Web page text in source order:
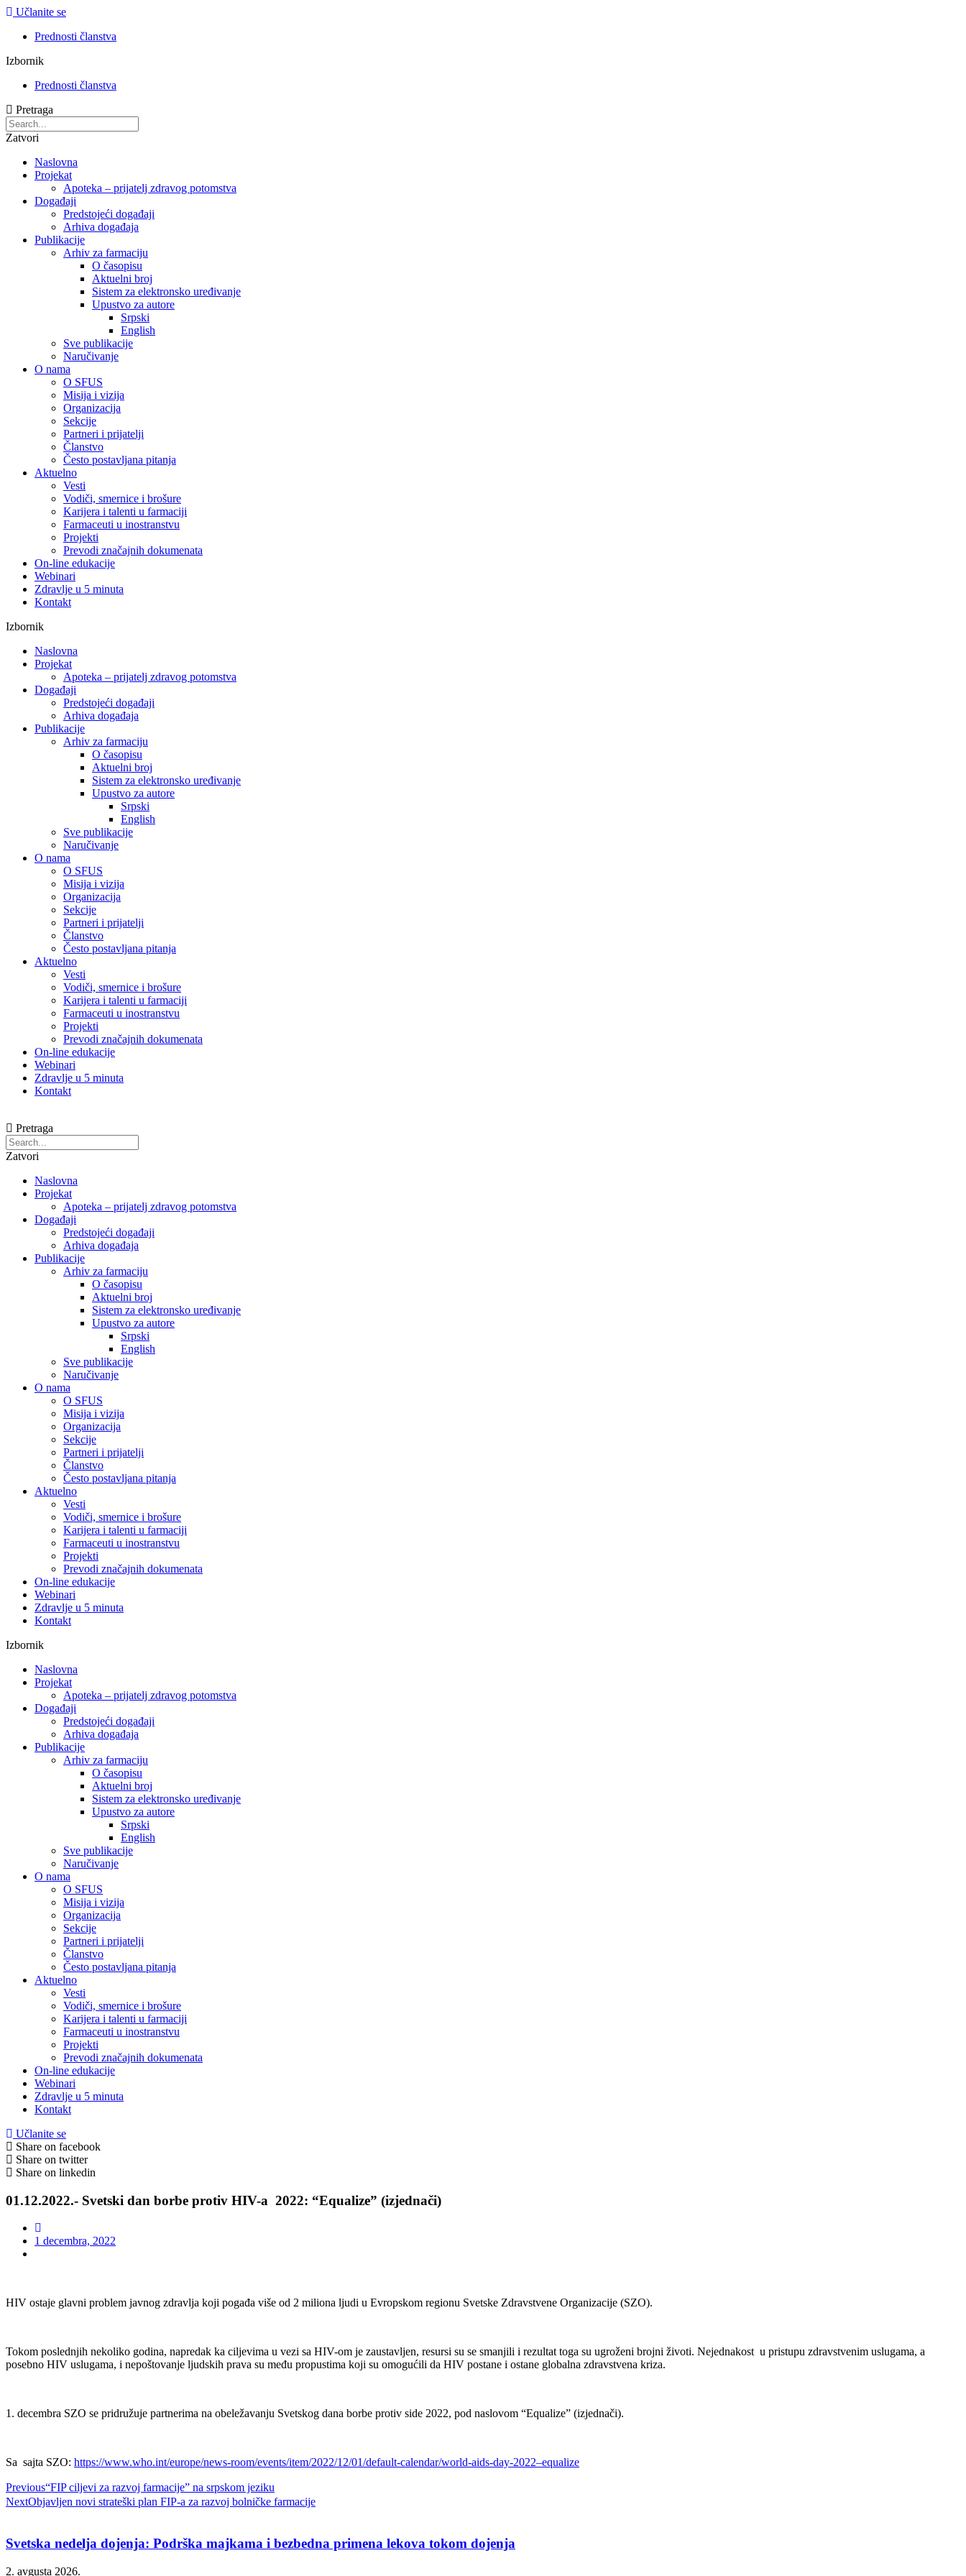
Učlanite se
Prednosti članstva
Izbornik
Prednosti članstva
Pretraga
Zatvori
Naslovna
Projekat
Apoteka – prijatelj zdravog potomstva
Događaji
Predstojeći događaji
Arhiva događaja
Publikacije
Arhiv za farmaciju
O časopisu
Aktuelni broj
Sistem za elektronsko uređivanje
Upustvo za autore
Srpski
English
Sve publikacije
Naručivanje
O nama
O SFUS
Misija i vizija
Organizacija
Sekcije
Partneri i prijatelji
Članstvo
Često postavljana pitanja
Aktuelno
Vesti
Vodiči, smernice i brošure
Karijera i talenti u farmaciji
Farmaceuti u inostranstvu
Projekti
Prevodi značajnih dokumenata
On-line edukacije
Webinari
Zdravlje u 5 minuta
Kontakt
Izbornik
Naslovna
Projekat
Apoteka – prijatelj zdravog potomstva
Događaji
Predstojeći događaji
Arhiva događaja
Publikacije
Arhiv za farmaciju
O časopisu
Aktuelni broj
Sistem za elektronsko uređivanje
Upustvo za autore
Srpski
English
Sve publikacije
Naručivanje
O nama
O SFUS
Misija i vizija
Organizacija
Sekcije
Partneri i prijatelji
Članstvo
Često postavljana pitanja
Aktuelno
Vesti
Vodiči, smernice i brošure
Karijera i talenti u farmaciji
Farmaceuti u inostranstvu
Projekti
Prevodi značajnih dokumenata
On-line edukacije
Webinari
Zdravlje u 5 minuta
Kontakt
Pretraga
Zatvori
Naslovna
Projekat
Apoteka – prijatelj zdravog potomstva
Događaji
Predstojeći događaji
Arhiva događaja
Publikacije
Arhiv za farmaciju
O časopisu
Aktuelni broj
Sistem za elektronsko uređivanje
Upustvo za autore
Srpski
English
Sve publikacije
Naručivanje
O nama
O SFUS
Misija i vizija
Organizacija
Sekcije
Partneri i prijatelji
Članstvo
Često postavljana pitanja
Aktuelno
Vesti
Vodiči, smernice i brošure
Karijera i talenti u farmaciji
Farmaceuti u inostranstvu
Projekti
Prevodi značajnih dokumenata
On-line edukacije
Webinari
Zdravlje u 5 minuta
Kontakt
Izbornik
Naslovna
Projekat
Apoteka – prijatelj zdravog potomstva
Događaji
Predstojeći događaji
Arhiva događaja
Publikacije
Arhiv za farmaciju
O časopisu
Aktuelni broj
Sistem za elektronsko uređivanje
Upustvo za autore
Srpski
English
Sve publikacije
Naručivanje
O nama
O SFUS
Misija i vizija
Organizacija
Sekcije
Partneri i prijatelji
Članstvo
Često postavljana pitanja
Aktuelno
Vesti
Vodiči, smernice i brošure
Karijera i talenti u farmaciji
Farmaceuti u inostranstvu
Projekti
Prevodi značajnih dokumenata
On-line edukacije
Webinari
Zdravlje u 5 minuta
Kontakt
Učlanite se
Share on facebook
Share on twitter
Share on linkedin
01.12.2022.- Svetski dan borbe protiv HIV-a 2022: “Equalize” (izjednači)
1 decembra, 2022
HIV ostaje glavni problem javnog zdravlja koji pogađa više od 2 miliona ljudi u Evropskom regionu Svetske Zdravstvene Organizacije (SZO).
Tokom poslednjih nekoliko godina, napredak ka ciljevima u vezi sa HIV-om je zaustavljen, resursi su se smanjili i rezultat toga su ugroženi brojni životi. Nejednakost u pristupu zdravstvenim uslugama, a
posebno HIV uslugama, i nepoštovanje ljudskih prava su među propustima koji su omogućili da HIV postane i ostane globalna zdravstvena kriza.
1. decembra SZO se pridružuje partnerima na obeležavanju Svetskog dana borbe protiv side 2022, pod naslovom “Equalize” (izjednači).
Sa sajta SZO: https://www.who.int/europe/news-room/events/item/2022/12/01/default-calendar/world-aids-day-2022–equalize
Previous“FIP ciljevi za razvoj farmacije” na srpskom jeziku
NextObjavljen novi strateški plan FIP-a za razvoj bolničke farmacije
Svetska nedelja dojenja: Podrška majkama i bezbedna primena lekova tokom dojenja
2. avgusta 2026.